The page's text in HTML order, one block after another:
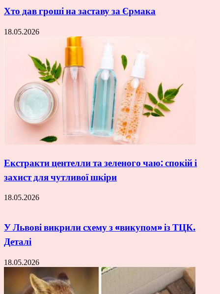
Хто дав гроші на заставу за Єрмака
18.05.2026
Екстракти центелли та зеленого чаю: спокій і
захист для чутливої шкіри
18.05.2026
У Львові викрили схему з «викупом» із ТЦК.
Деталі
18.05.2026